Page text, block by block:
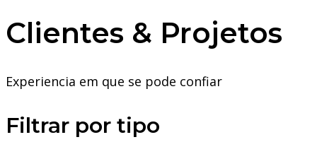
Clientes & Projetos
Experiencia em que se pode confiar
Filtrar por tipo